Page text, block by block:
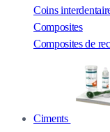
Coins
Composites
Composites de
Ciments